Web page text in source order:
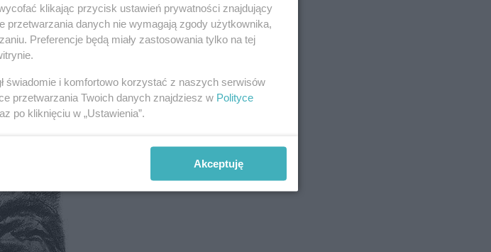
klikając przycisk ustawień prywatności znajdujący
przetwarzania danych nie wymagają zgody użytkownika,
Preferencje będą miały zastosowania tylko na tej
świadomie i komfortowo korzystać z naszych serwisów
przetwarzania Twoich danych znajdziesz w Polityce
po kliknięciu w „Ustawienia”.
Akceptuję